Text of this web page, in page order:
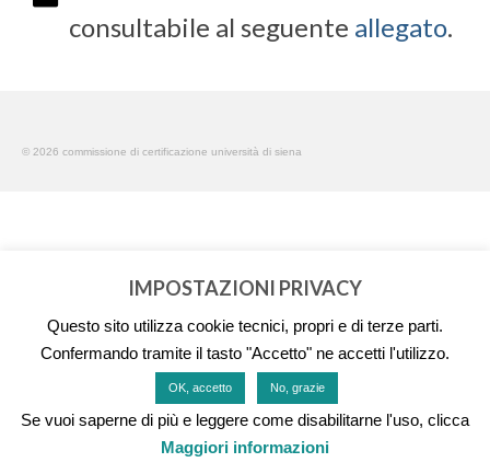
consultabile al seguente allegato.
© 2026 commissione di certificazione università di siena
IMPOSTAZIONI PRIVACY
Questo sito utilizza cookie tecnici, propri e di terze parti.
Confermando tramite il tasto "Accetto" ne accetti l'utilizzo.
OK, accetto No, grazie
Se vuoi saperne di più e leggere come disabilitarne l'uso, clicca
Maggiori informazioni